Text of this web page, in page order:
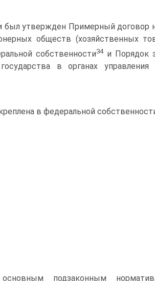
утвержден Примерный договор
обществ (хозяйственных
собственности34и Порядок
в органах
в федеральной
подзаконным